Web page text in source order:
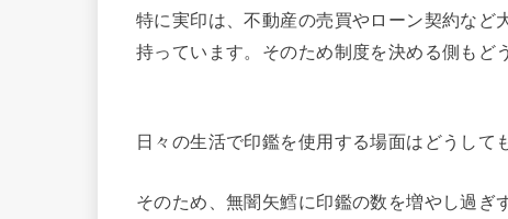
特に実印は、不動産の売買やローン契約など
持っています。そのため制度を決める側もど
日々の生活で印鑑を使用する場面はどうして
そのため、無闇矢鱈に印鑑の数を増やし過